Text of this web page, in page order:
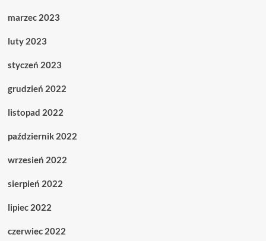
marzec 2023
luty 2023
styczeń 2023
grudzień 2022
listopad 2022
październik 2022
wrzesień 2022
sierpień 2022
lipiec 2022
czerwiec 2022